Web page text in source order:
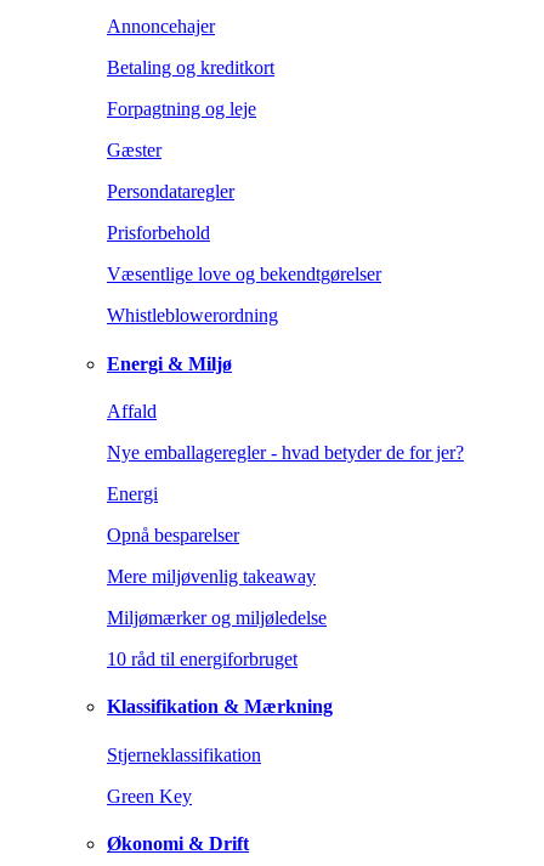
Annoncehajer
Betaling og kreditkort
Forpagtning og leje
Gæster
Persondataregler
Prisforbehold
Væsentlige love og bekendtgørelser
Whistleblowerordning
Energi & Miljø
Affald
Nye emballageregler - hvad betyder de for jer?
Energi
Opnå besparelser
Mere miljøvenlig takeaway
Miljømærker og miljøledelse
10 råd til energiforbruget
Klassifikation & Mærkning
Stjerneklassifikation
Green Key
Økonomi & Drift